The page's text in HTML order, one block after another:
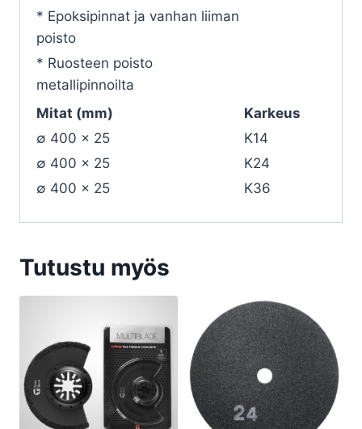
* Epoksipinnat ja vanhan liiman
poisto
* Ruosteen poisto
metallipinnoilta
Mitat (mm)
Karkeus
∅ 400 x 25
K14
∅ 400 x 25
K24
∅ 400 x 25
K36
Tutustu myös